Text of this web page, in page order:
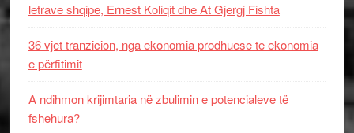
letrave shqipe, Ernest Koliqit dhe At Gjergj Fishta
36 vjet tranzicion, nga ekonomia prodhuese te ekonomia
e përfitimit
A ndihmon krijimtaria në zbulimin e potencialeve të
fshehura?